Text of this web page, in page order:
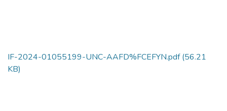
IF-2024-01055199-UNC-AAFD%FCEFYN.pdf(56.21
KB)